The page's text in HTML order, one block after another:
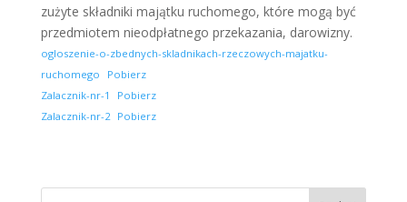
zużyte składniki majątku ruchomego, które mogą być
przedmiotem nieodpłatnego przekazania, darowizny.
ogloszenie-o-zbednych-skladnikach-rzeczowych-majatku-
ruchomego
Pobierz
Zalacznik-nr-1
Pobierz
Zalacznik-nr-2
Pobierz